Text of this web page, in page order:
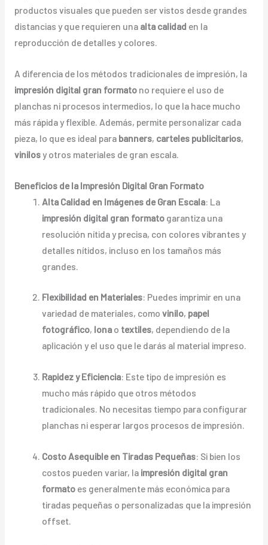
productos visuales que pueden ser vistos desde grandes
distancias y que requieren una alta calidad en la
reproducción de detalles y colores.
A diferencia de los métodos tradicionales de impresión, la
impresión digital gran formatono requiere el uso de
planchas ni procesos intermedios, lo que la hace mucho
más rápida y flexible. Además, permite personalizar cada
pieza, lo que es ideal para banners, carteles publicitarios,
vinilosy otros materiales de gran escala.
Beneficios de la Impresión Digital Gran Formato
Alta Calidad en Imágenes de Gran Escala: La
impresión digital gran formato garantiza una
resolución nítida y precisa, con colores vibrantes y
detalles nítidos, incluso en los tamaños más
grandes.
Flexibilidad en Materiales: Puedes imprimir en una
variedad de materiales, comovinilo, papel
fotográfico, lona o textiles, dependiendo de la
aplicación y el uso que le darás al material impreso.
Rapidez y Eficiencia: Este tipo de impresión es
mucho más rápido que otros métodos
tradicionales. No necesitas tiempo para configurar
planchas ni esperar largos procesos de impresión.
Costo Asequible en Tiradas Pequeñas: Si bien los
costos pueden variar, la impresión digital gran
formato es generalmente más económica para
tiradas pequeñas o personalizadas que la impresión
offset.